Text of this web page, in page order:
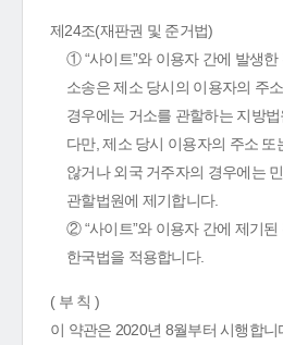
제24조(재판권 및 준거법)
① “사이트”와 이용자 간에 발생
소송은 제소 당시의 이용자의 주
경우에는 거소를 관할하는 지방
다만, 제소 당시 이용자의 주소 또
않거나 외국 거주자의 경우에는
관할법원에 제기합니다.
② “사이트”와 이용자 간에 제기
한국법을 적용합니다.
( 부 칙 )
이 약관은 2020년 8월부터 시행합니